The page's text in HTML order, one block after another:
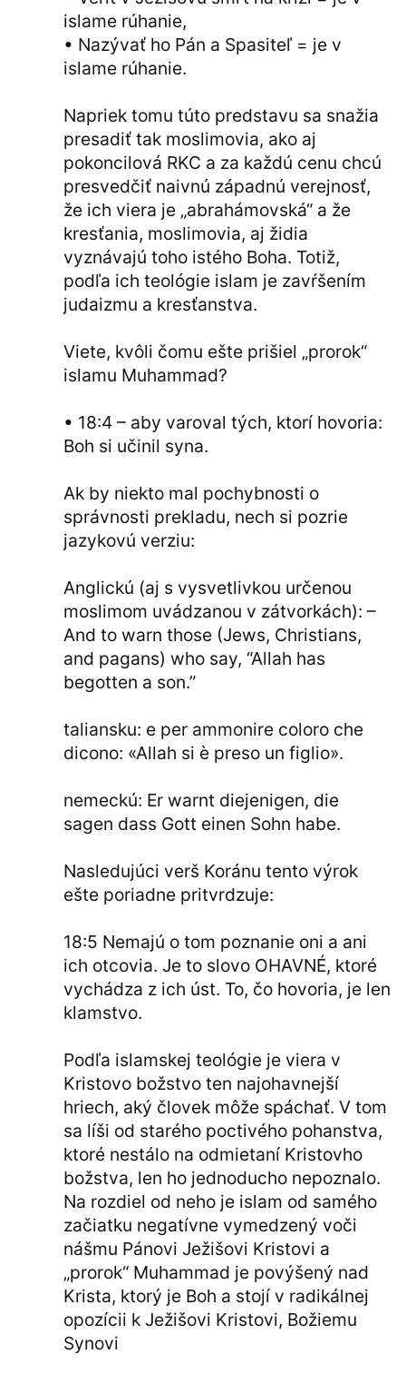
islame rúhanie,
• Nazývať ho Pán a Spasiteľ = je v
islame rúhanie.
Napriek tomu túto predstavu sa snažia
presadiť tak moslimovia, ako aj
pokoncilová RKC a za každú cenu chcú
presvedčiť naivnú západnú verejnosť,
že ich viera je „abrahámovská“ a že
kresťania, moslimovia, aj židia
vyznávajú toho istého Boha. Totiž,
podľa ich teológie islam je zavŕšením
judaizmu a kresťanstva.
Viete, kvôli čomu ešte prišiel „prorok“
islamu Muhammad?
• 18:4 – aby varoval tých, ktorí hovoria:
Boh si učinil syna.
Ak by niekto mal pochybnosti o
správnosti prekladu, nech si pozrie
jazykovú verziu:
Anglickú (aj s vysvetlivkou určenou
moslimom uvádzanou v zátvorkách): –
And to warn those (Jews, Christians,
and pagans) who say, “Allah has
begotten a son.”
taliansku: e per ammonire coloro che
dicono: «Allah si è preso un figlio».
nemeckú: Er warnt diejenigen, die
sagen dass Gott einen Sohn habe.
Nasledujúci verš Koránu tento výrok
ešte poriadne pritvrdzuje:
18:5 Nemajú o tom poznanie oni a ani
ich otcovia. Je to slovo OHAVNÉ, ktoré
vychádza z ich úst. To, čo hovoria, je len
klamstvo.
Podľa islamskej teológie je viera v
Kristovo božstvo ten najohavnejší
hriech, aký človek môže spáchať. V tom
sa líši od starého poctivého pohanstva,
ktoré nestálo na odmietaní Kristovho
božstva, len ho jednoducho nepoznalo.
Na rozdiel od neho je islam od samého
začiatku negatívne vymedzený voči
nášmu Pánovi Ježišovi Kristovi a
„prorok“ Muhammad je povýšený nad
Krista, ktorý je Boh a stojí v radikálnej
opozícii k Ježišovi Kristovi, Božiemu
Synovi